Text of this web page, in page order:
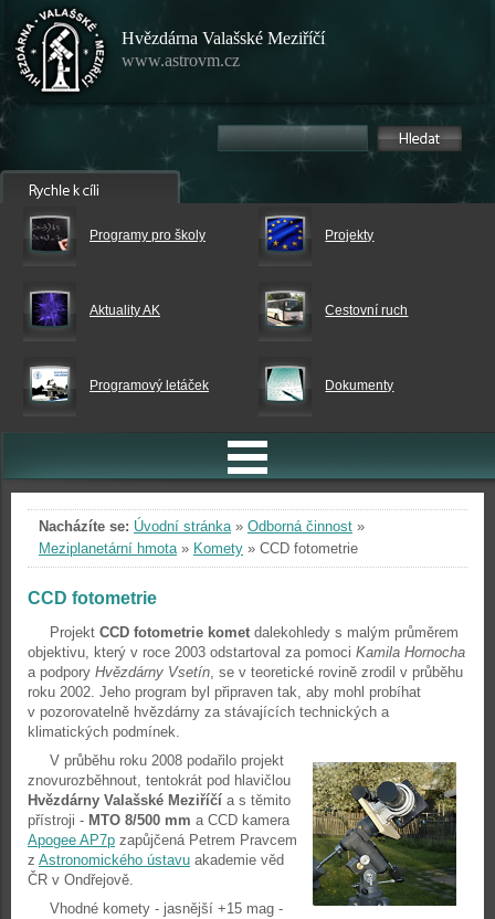
Hvězdárna Valašské Meziříčí
www.astrovm.cz
Programy pro školy Projekty
Aktuality AK Cestovní ruch
Programový letáček Dokumenty
Nacházíte se: Úvodní stránka» Odborná činnost »
Meziplanetární hmota» Komety » CCD fotometrie
CCD fotometrie
Projekt CCD fotometrie komet dalekohledy s malým průměrem
objektivu, který v roce 2003 odstartoval za pomoci Kamila Hornocha
a podpory Hvězdárny Vsetín, se v teoretické rovině zrodil v průběhu
roku 2002. Jeho program byl připraven tak, aby mohl probíhat
v pozorovatelně hvězdárny za stávajících technických a
klimatických podmínek.
V průběhu roku 2008 podařilo projekt
znovurozběhnout, tentokrát pod hlavičlou
Hvězdárny Valašské Meziříčí a s těmito
přístroji - MTO 8/500 mm a CCD kamera
Apogee AP7p zapůjčená Petrem Pravcem
z Astronomického ústavu akademie věd
ČR v Ondřejově.
Vhodné komety - jasnější +15 mag -